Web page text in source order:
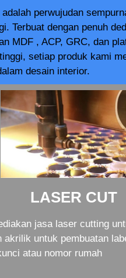
perwujudan
Terbuat dengan penuh
MDF , ACP, GRC, dan
setiap produk kami
desain interior.
LASER CUT
jasa laser cutting
akrilik untuk pembuatan
atau nomor rumah